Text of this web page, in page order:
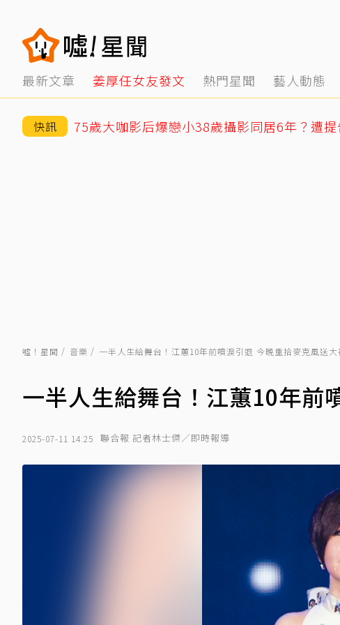
最新文章 姜厚任女友發文 熱門星聞 藝人動態
快訊
噓！星聞 音樂 一半人生給舞台！江蕙10年前噴淚引退 今晚重拾麥克風送大
一半人生給舞台！江蕙10年前
2025-07-11 14:25 聯合報 記者林士傑／即時報導